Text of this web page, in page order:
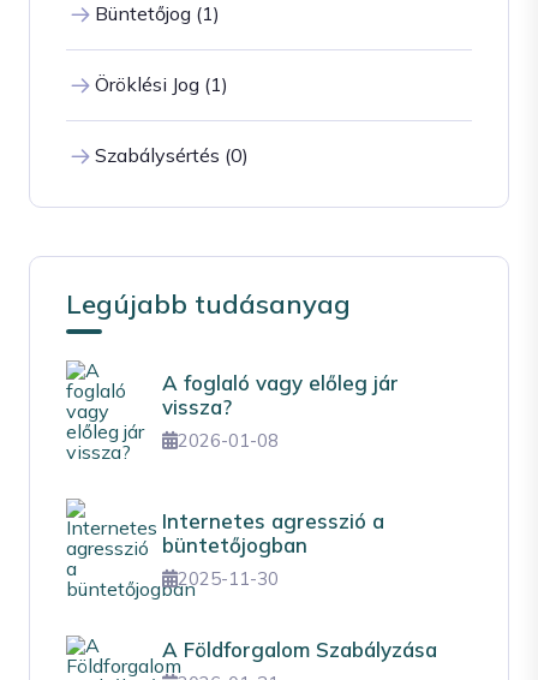
Büntetőjog (1)
Öröklési Jog (1)
Szabálysértés (0)
Legújabb tudásanyag
A foglaló vagy előleg jár
vissza?
2026-01-08
Internetes agresszió a
büntetőjogban
2025-11-30
A Földforgalom Szabályzása